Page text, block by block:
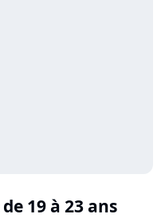
19 à 23 ans